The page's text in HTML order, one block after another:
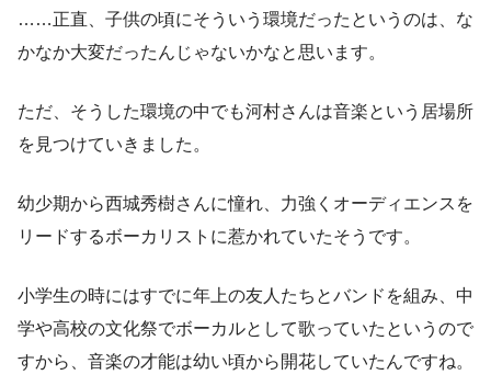
……正直、子供の頃にそういう環境だったというのは、な
かなか大変だったんじゃないかなと思います。
ただ、そうした環境の中でも河村さんは音楽という居場所
を見つけていきました。
幼少期から西城秀樹さんに憧れ、力強くオーディエンスを
リードするボーカリストに惹かれていたそうです。
小学生の時にはすでに年上の友人たちとバンドを組み、中
学や高校の文化祭でボーカルとして歌っていたというので
すから、音楽の才能は幼い頃から開花していたんですね。